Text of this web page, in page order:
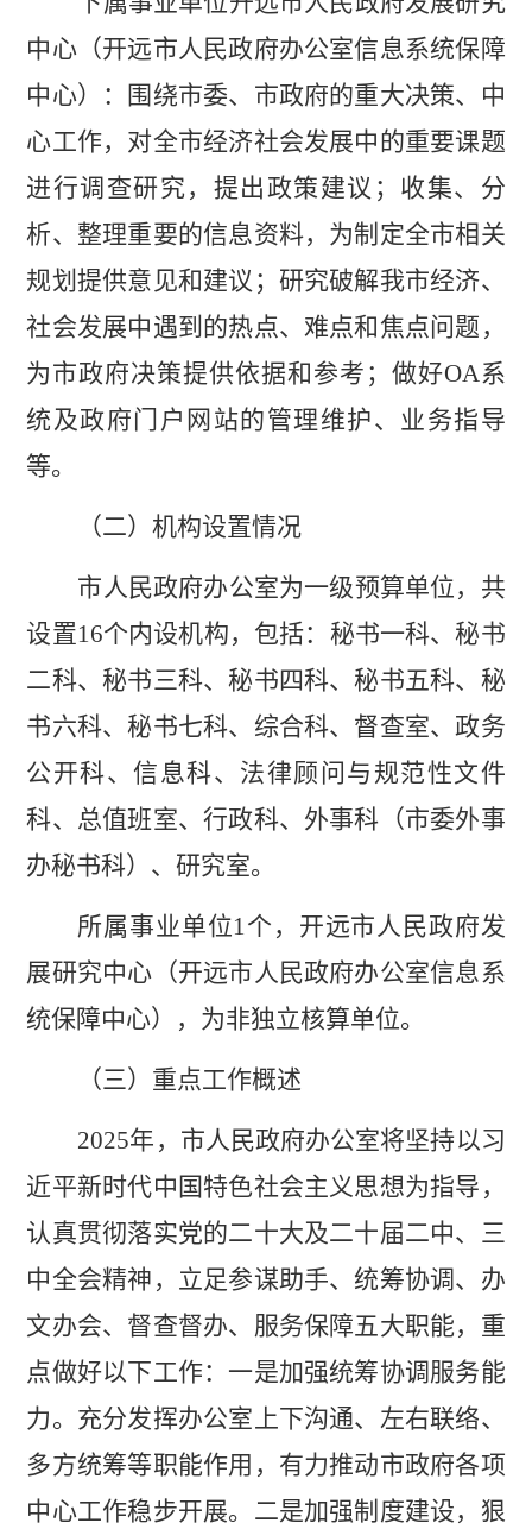
中心（开远市人民政府办公室信息系统保障
中心）：围绕市委、市政府的重大决策、中
心工作，对全市经济社会发展中的重要课题
进行调查研究，提出政策建议；收集、分
析、整理重要的信息资料，为制定全市相关
规划提供意见和建议；研究破解我市经济、
社会发展中遇到的热点、难点和焦点问题，
为市政府决策提供依据和参考；做好OA 系
统及政府门户网站的管理维护、业务指导
等。
（二）机构设置情况
市人民政府办公室为一级预算单位， 共
设置16个内设机构， 包括：秘书一科、秘书
二科、秘书三科、秘书四科、秘书五科、秘
书六科、秘书七科、综合科、督查室、政务
公开科、信息科、法律顾问与规范性文件
科、总值班室、行政科、外事科（市委外事
办秘书科）、研究室。
所属事业单位1 个 ， 开远市人民政府发
展研究中心 （开远市人民政府办公室信息系
统保障中心），为非独立核算单位。
（三）重点工作概述
2025年，市人民政府办公室将坚持以习
近平新时代中国特色社会主义思想为指导，
认真贯彻落实党的二十大及二十届二中、三
中全会精神 ， 立足参谋助手、统筹协调、办
文办会、督查督办、服务保障五大职能， 重
点做好以下工作：一是加强统筹协调服务能
力。充分发挥办公室上下沟通、左右联络、
多方统筹等职能作用，有力推动市政府各项
中心工作稳步开展。二是加强制度建设，狠